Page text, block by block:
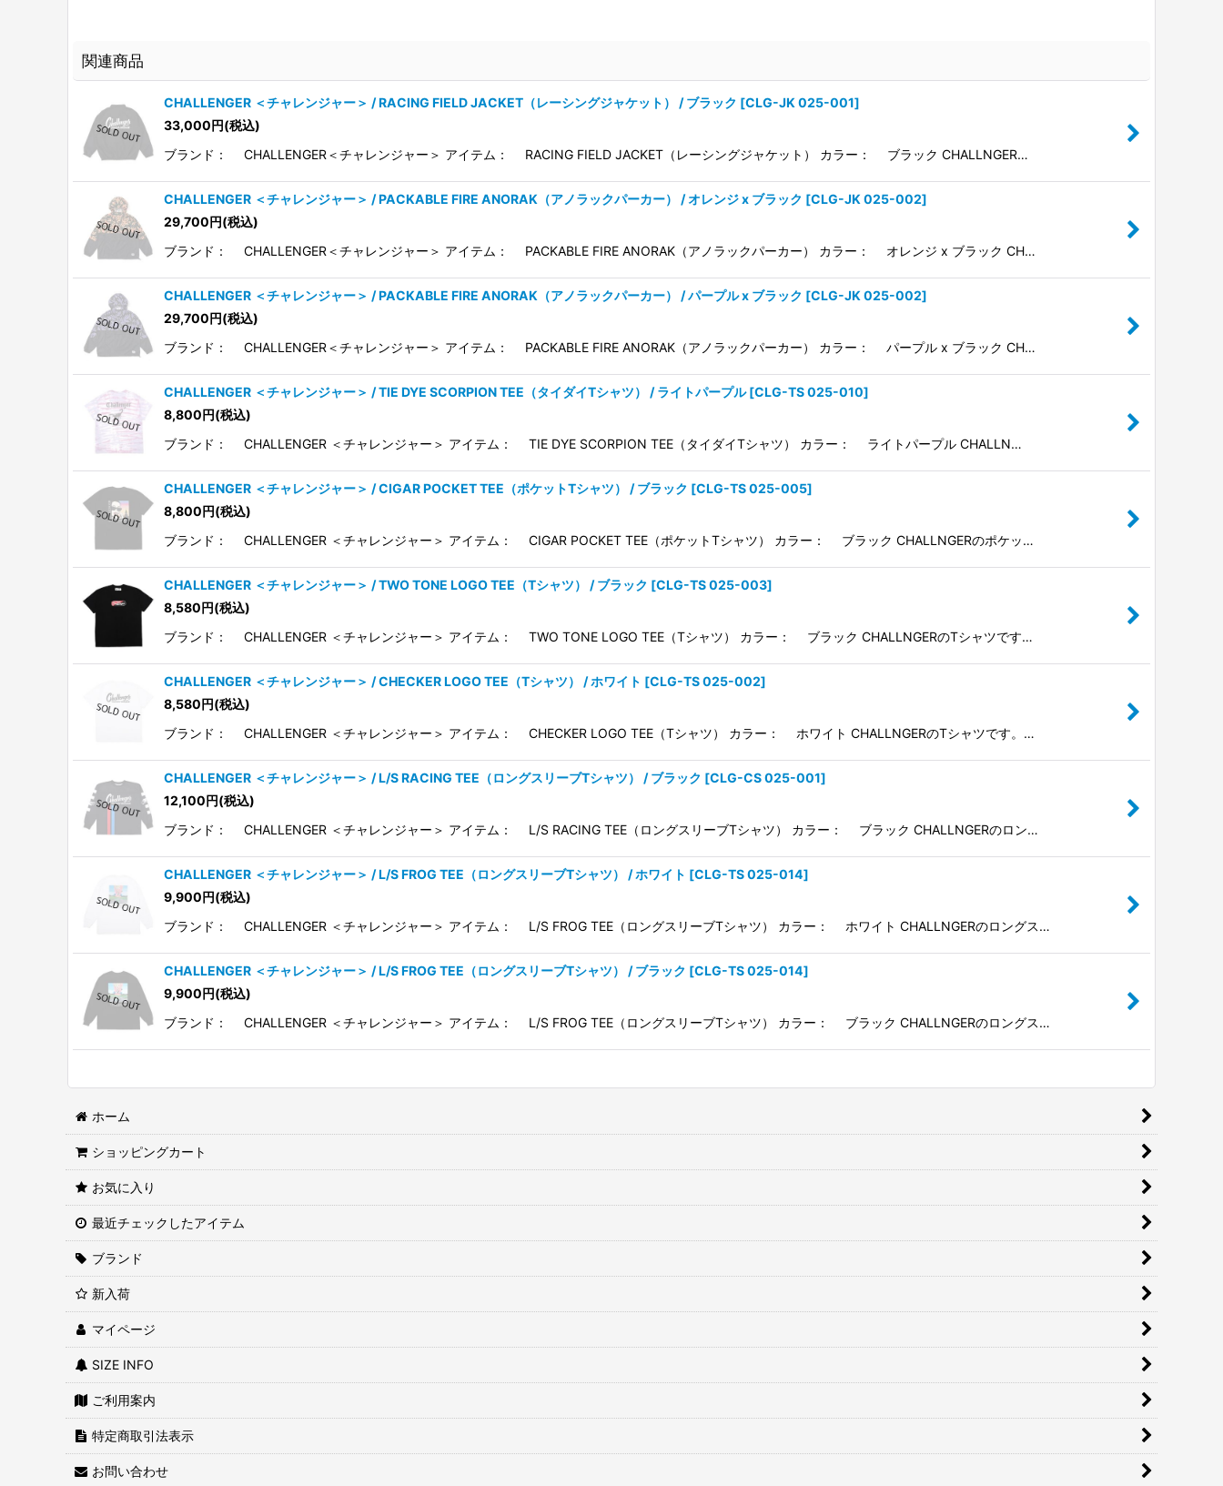
関連商品
CHALLENGER ＜チャレンジャー＞ / RACING FIELD JACKET（レーシングジャケット） / ブラック [CLG-JK 025-001]
33,000円(税込)
ブランド： CHALLENGER＜チャレンジャー＞ アイテム： RACING FIELD JACKET（レーシングジャケット） カラー： ブラック CHALLNGER…
CHALLENGER ＜チャレンジャー＞ / PACKABLE FIRE ANORAK（アノラックパーカー） / オレンジ x ブラック [CLG-JK 025-002]
29,700円(税込)
ブランド： CHALLENGER＜チャレンジャー＞ アイテム： PACKABLE FIRE ANORAK（アノラックパーカー） カラー： オレンジ x ブラック CH…
CHALLENGER ＜チャレンジャー＞ / PACKABLE FIRE ANORAK（アノラックパーカー） / パープル x ブラック [CLG-JK 025-002]
29,700円(税込)
ブランド： CHALLENGER＜チャレンジャー＞ アイテム： PACKABLE FIRE ANORAK（アノラックパーカー） カラー： パープル x ブラック CH…
CHALLENGER ＜チャレンジャー＞ / TIE DYE SCORPION TEE（タイダイTシャツ） / ライトパープル [CLG-TS 025-010]
8,800円(税込)
ブランド： CHALLENGER ＜チャレンジャー＞ アイテム： TIE DYE SCORPION TEE（タイダイTシャツ） カラー： ライトパープル CHALLN…
CHALLENGER ＜チャレンジャー＞ / CIGAR POCKET TEE（ポケットTシャツ） / ブラック [CLG-TS 025-005]
8,800円(税込)
ブランド： CHALLENGER ＜チャレンジャー＞ アイテム： CIGAR POCKET TEE（ポケットTシャツ） カラー： ブラック CHALLNGERのポケッ…
CHALLENGER ＜チャレンジャー＞ / TWO TONE LOGO TEE（Tシャツ） / ブラック [CLG-TS 025-003]
8,580円(税込)
ブランド： CHALLENGER ＜チャレンジャー＞ アイテム： TWO TONE LOGO TEE（Tシャツ） カラー： ブラック CHALLNGERのTシャツです…
CHALLENGER ＜チャレンジャー＞ / CHECKER LOGO TEE（Tシャツ） / ホワイト [CLG-TS 025-002]
8,580円(税込)
ブランド： CHALLENGER ＜チャレンジャー＞ アイテム： CHECKER LOGO TEE（Tシャツ） カラー： ホワイト CHALLNGERのTシャツです。…
CHALLENGER ＜チャレンジャー＞ / L/S RACING TEE（ロングスリーブTシャツ） / ブラック [CLG-CS 025-001]
12,100円(税込)
ブランド： CHALLENGER ＜チャレンジャー＞ アイテム： L/S RACING TEE（ロングスリーブTシャツ） カラー： ブラック CHALLNGERのロン…
CHALLENGER ＜チャレンジャー＞ / L/S FROG TEE（ロングスリーブTシャツ） / ホワイト [CLG-TS 025-014]
9,900円(税込)
ブランド： CHALLENGER ＜チャレンジャー＞ アイテム： L/S FROG TEE（ロングスリーブTシャツ） カラー： ホワイト CHALLNGERのロングス…
CHALLENGER ＜チャレンジャー＞ / L/S FROG TEE（ロングスリーブTシャツ） / ブラック [CLG-TS 025-014]
9,900円(税込)
ブランド： CHALLENGER ＜チャレンジャー＞ アイテム： L/S FROG TEE（ロングスリーブTシャツ） カラー： ブラック CHALLNGERのロングス…
ホーム
ショッピングカート
お気に入り
最近チェックしたアイテム
ブランド
新入荷
マイページ
SIZE INFO
ご利用案内
特定商取引法表示
お問い合わせ